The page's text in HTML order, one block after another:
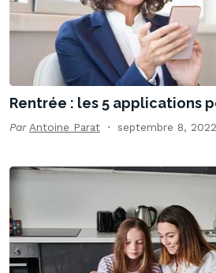
Rentrée : les 5 applications
Par Antoine Parat septembre 8, 2022